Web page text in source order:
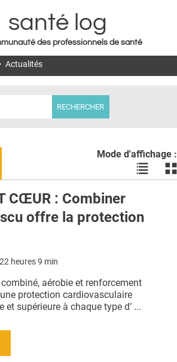
Jump to navigation
santé log
des professionnels de santé
Actualités
Mode d'affichage :
Voir
les
liste
les
CŒUR : Combiner
offre la protection
22 heures 9 min
aérobie et renforcement
protection cardiovasculaire
supérieure à chaque type d’ ...